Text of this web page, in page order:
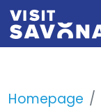
Homepage